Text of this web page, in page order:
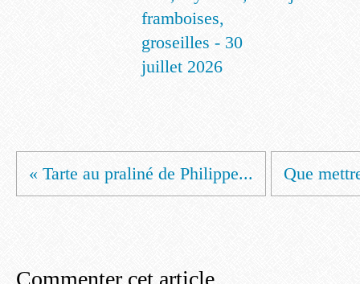
framboises,
groseilles - 30
juillet 2026
« Tarte au praliné de Philippe... Que
Commenter cet article